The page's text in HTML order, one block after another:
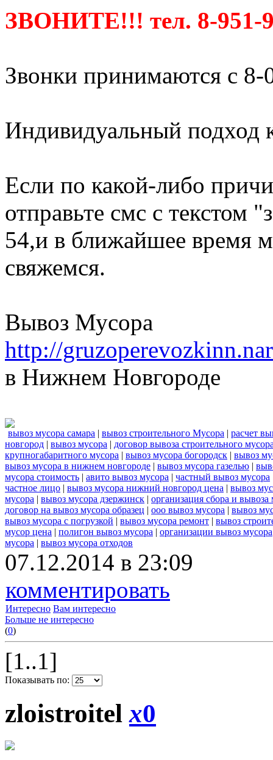
ЗВОНИТЕ!!! тел. 8-951-
Звонки принимаются с
Индивидуальный подход
Если по какой-либо
отправьте смс с текстом
54,и в ближайшее время
свяжемся.
Вывоз Мусора
http://
в Нижнем Новгороде
вывоз мусора самара | вывоз строительного Мусора | расчет
новгород | вывоз мусора | договор вывоза строительного
крупногабаритного мусора | вывоз мусора богородск | вывоз
вывоз мусора в нижнем новгороде | вывоз мусора газелью |
мусора стоимость | авито вывоз мусора | частный вывоз мусора
частное лицо | вывоз мусора нижний новгород цена | вывоз
мусора | вывоз мусора дзержинск | организация сбора и вывоза
договор на вывоз мусора образец | ооо вывоз мусора | вывоз
вывоз мусора с погрузкой | вывоз мусора ремонт | вывоз
мусор цена | полигон вывоз мусора | организации вывоз мусора
мусора | вывоз мусора отходов
07.12.2014 в 23:09
комментировать
Интересно Вам интересно
Больше не интересно
(0)
[1..1]
Показывать по:
zloistroitelx0